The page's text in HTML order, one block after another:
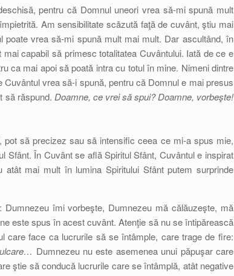
pentru că Domnul uneori vrea să-mi spună mult
Am sensibilitate scăzută faţă de cuvânt, ştiu mai
vrea să-mi spună mult mai mult. Dar ascultând, în
capabil să primesc totalitatea Cuvântului. Iată de ce e
ca mai apoi să poată intra cu totul în mine. Nimeni dintre
vrea să-i spună, pentru că Domnul e mai presus
să răspund. Doamne, ce vrei să spui? Doamne, vorbeşte!
să precizez sau să intensific ceea ce mi-a spus mie,
Sfânt. În Cuvânt se află Spiritul Sfânt, Cuvântul e inspirat
mai mult în lumina Spiritului Sfânt putem surprinde
îmi vorbeşte, Dumnezeu mă călăuzeşte, mă
este spus în acest cuvânt. Atenţie să nu se întipărească
care face ca lucrurile să se întâmple, care trage de fire:
Dumnezeu nu este asemenea unui păpuşar care
ştie să conducă lucrurile care se întâmplă, atât negative